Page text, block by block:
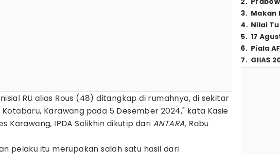
RU alias Rous (48) ditangkap di rumahnya, di sekitar
Karawang pada 5 Desember 2024," kata Kasie
Karawang, IPDA Solikhin dikutip dari ANTARA, Rabu
pelaku itu merupakan salah satu hasil dari
3. Makan
4. Nilai
5. 17
6. Piala
7. GIIAS